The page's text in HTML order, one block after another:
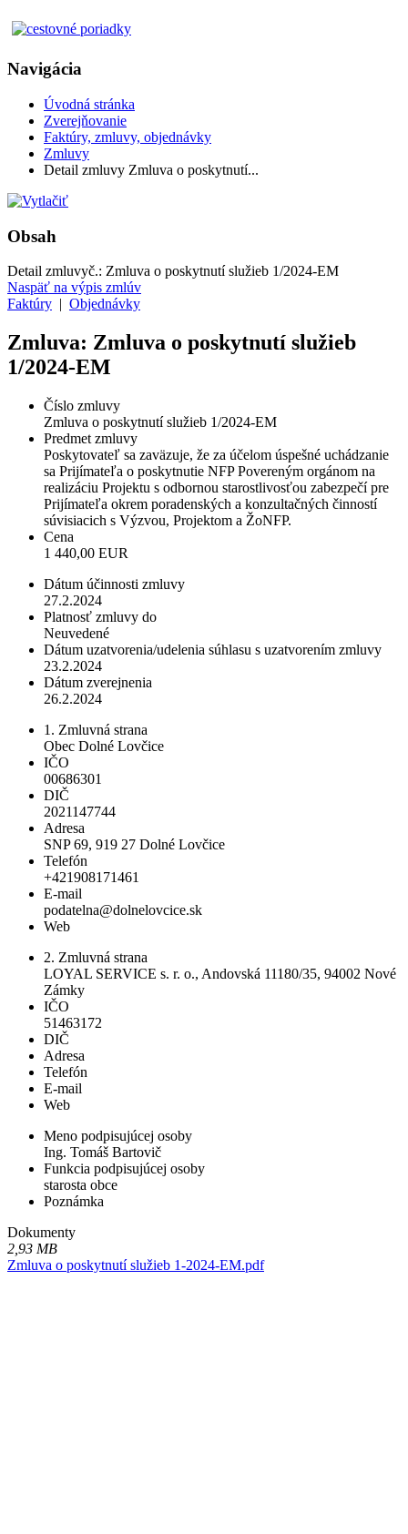
Navigácia
Úvodná stránka
Zverejňovanie
Faktúry, zmluvy, objednávky
Zmluvy
Detail zmluvy Zmluva o poskytnutí...
Obsah
Detail zmluvyč.: Zmluva o poskytnutí služieb 1/2024-EM
Naspäť na výpis zmlúv
Faktúry | Objednávky
Zmluva: Zmluva o poskytnutí služieb
1/2024-EM
Číslo zmluvy
Zmluva o poskytnutí služieb 1/2024-EM
Predmet zmluvy
Poskytovateľ sa zaväzuje, že za účelom úspešné uchádzanie
sa Prijímateľa o poskytnutie NFP Povereným orgánom na
realizáciu Projektu s odbornou starostlivosťou zabezpečí pre
Prijímateľa okrem poradenských a konzultačných činností
súvisiacich s Výzvou, Projektom a ŽoNFP.
Cena
1 440,00 EUR
Dátum účinnosti zmluvy
27.2.2024
Platnosť zmluvy do
Neuvedené
Dátum uzatvorenia/udelenia súhlasu s uzatvorením zmluvy
23.2.2024
Dátum zverejnenia
26.2.2024
1. Zmluvná strana
Obec Dolné Lovčice
IČO
00686301
DIČ
2021147744
Adresa
SNP 69, 919 27 Dolné Lovčice
Telefón
+421908171461
E-mail
podatelna@dolnelovcice.sk
Web
2. Zmluvná strana
LOYAL SERVICE s. r. o., Andovská 11180/35, 94002 Nové
Zámky
IČO
51463172
DIČ
Adresa
Telefón
E-mail
Web
Meno podpisujúcej osoby
Ing. Tomáš Bartovič
Funkcia podpisujúcej osoby
starosta obce
Poznámka
Dokumenty
2,93 MB
Zmluva o poskytnutí služieb 1-2024-EM.pdf